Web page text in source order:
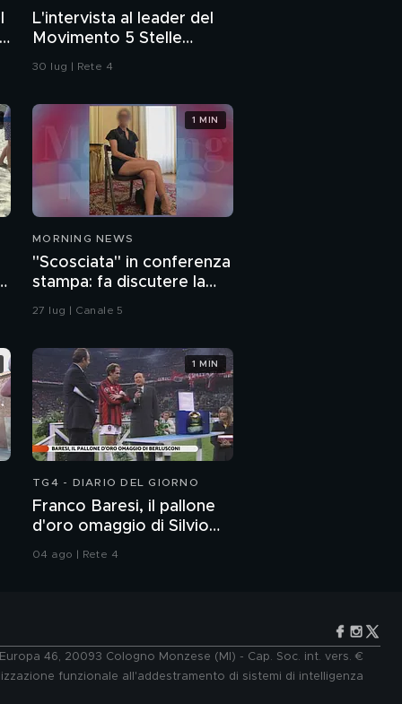
L'intervista al leader del
Movimento 5 Stelle
Giuseppe Conte
30 lug | Rete 4
MORNING NEWS
"Scosciata" in conferenza
stampa: fa discutere la
vicesindaca di Livorno
27 lug | Canale 5
1 MIN
TG4 - DIARIO DEL GIORNO
Franco Baresi, il pallone
d'oro omaggio di Silvio
Berlusconi
04 ago | Rete 4
1 MIN
46, 20093 Cologno Monzese (MI) - Cap. Soc. int. vers. €
funzionale all'addestramento di sistemi di intelligenza